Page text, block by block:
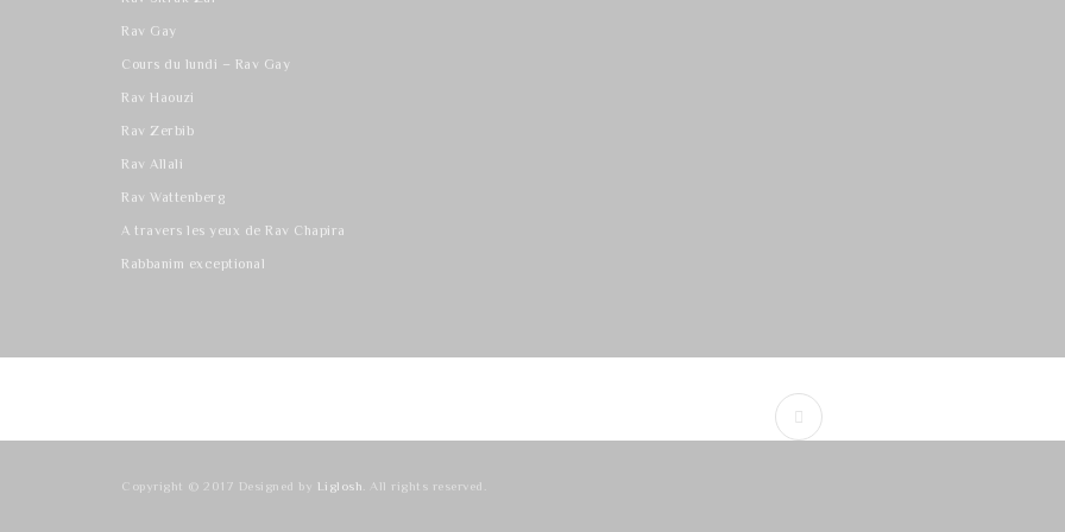
Rav Gay
Cours du lundi – Rav Gay
Rav Haouzi
Rav Zerbib
Rav Allali
Rav Wattenberg
A travers les yeux de Rav Chapira
Rabbanim exceptional
Copyright © 2017 Designed by Liglosh . All rights reserved.